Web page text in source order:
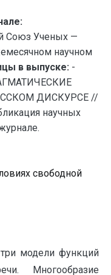
Союз Ученых —
научном
в выпуске: -
ДИСКУРСЕ //
научных
свободной
модели функций
Многообразие